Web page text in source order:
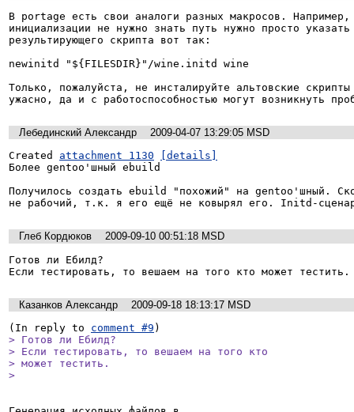
В portage есть свои аналоги разных макросов. Например,
инициализации не нужно знать путь нужно просто
результирующего скрипта вот так:
newinitd "${FILESDIR}"/wine.initd wine
Только, пожалуйста, не инсталируйте альтовские
ужасно, да и с работоспособностью могут возникнуть
Лебединский Александр
2009-04-07 13:29:05 MSD
Created attachment 1130
[details]
Более gentoo'шный ebuild
Получилось создать ebuild "похожий" на gentoo'шный.
не рабочий, т.к. я его ещё не ковырял его. Initd-
Глеб Кордюков
2009-09-10 00:51:18 MSD
Готов ли Ебилд?
Если тестировать, то вешаем на того кто может тестить.
Казанков Александр
2009-09-18 18:13:17 MSD
(In reply to comment #9
> Готов ли Ебилд?
> Если тестировать, то вешаем на того кто
> может тестить.
>